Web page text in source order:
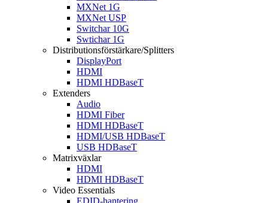
MXNet 1G
MXNet USP
Switchar 10G
Swtichar 1G
Distributionsförstärkare/Splitters
DisplayPort
HDMI
HDMI HDBaseT
Extenders
Audio
HDMI Fiber
HDMI HDBaseT
HDMI/USB HDBaseT
USB HDBaseT
Matrixväxlar
HDMI
HDMI HDBaseT
Video Essentials
EDID-hantering